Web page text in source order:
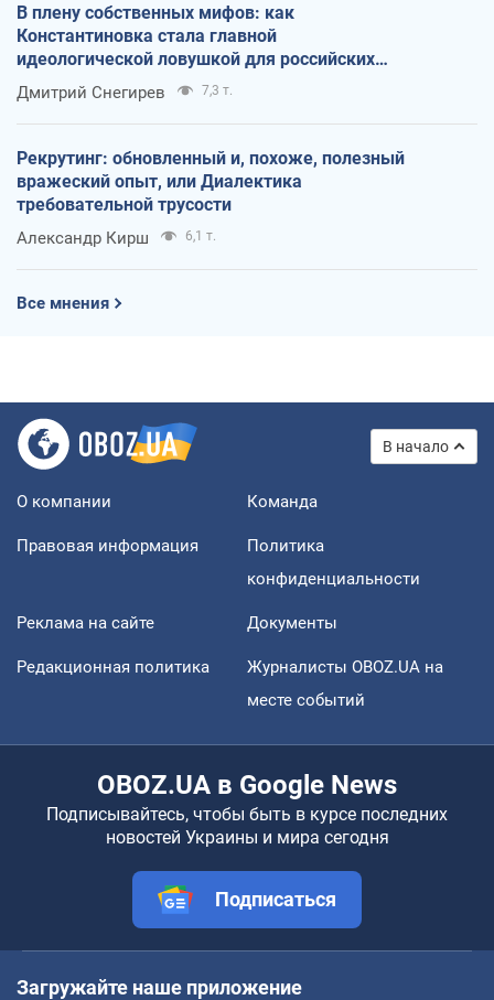
В плену собственных мифов: как
Константиновка стала главной
идеологической ловушкой для российских
оккупантов
Дмитрий Снегирев 7,3 т.
Рекрутинг: обновленный и, похоже, полезный
вражеский опыт, или Диалектика
требовательной трусости
Александр Кирш 6,1 т.
Все мнения
В начало
О компании Команда
Правовая информация
Политика
конфиденциальности
Реклама на сайте Документы
Редакционная политика
Журналисты OBOZ.UA на
месте событий
OBOZ.UA в Google News
Подписывайтесь, чтобы быть в курсе последних
новостей Украины и мира сегодня
Подписаться
Загружайте наше приложение